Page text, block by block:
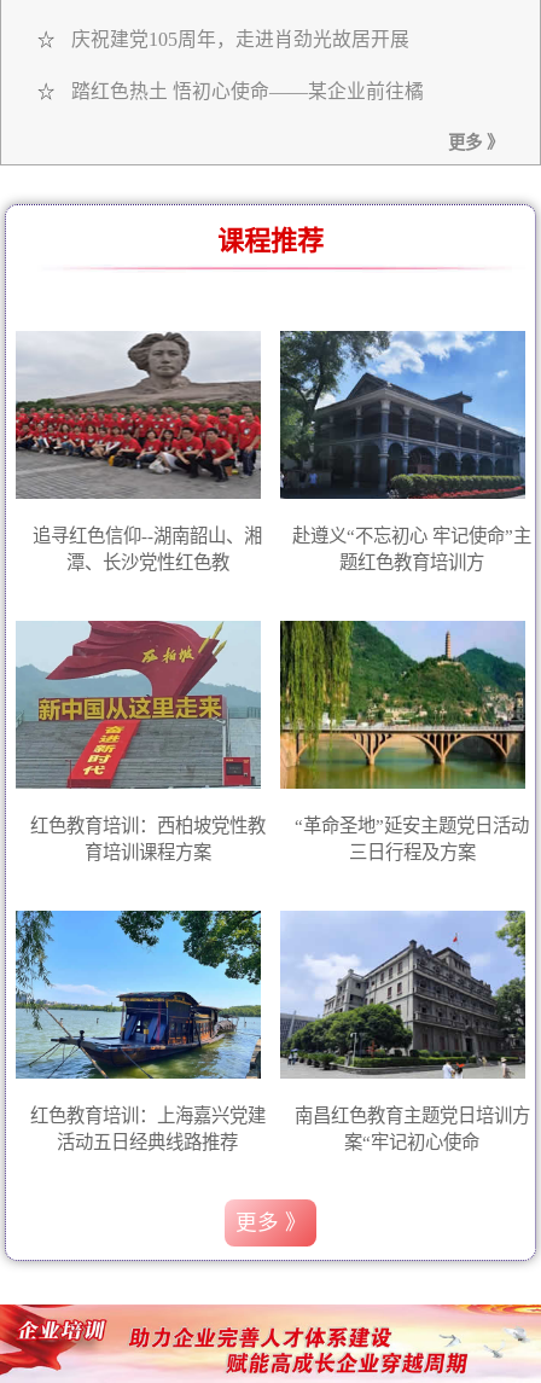
☆ 庆祝建党105周年，走进肖劲光故居开展
☆ 踏红色热土 悟初心使命——某企业前往橘
更多 》
课程推荐
追寻红色信仰--湖南韶山、湘
潭、长沙党性红色教
赴遵义“不忘初心 牢记使命”主
题红色教育培训方
红色教育培训：西柏坡党性教
育培训课程方案
“革命圣地”延安主题党日活动
三日行程及方案
红色教育培训：上海嘉兴党建
活动五日经典线路推荐
南昌红色教育主题党日培训方
案“牢记初心使命
更多 》